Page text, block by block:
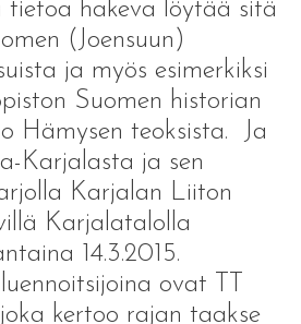
tietoa hakeva löytää sitä
(Joensuun)
ja myös esimerkiksi
Suomen historian
Hämysen teoksista. Ja
Karjalasta ja sen
Karjalan Liiton
Karjalatalolla
14.3.2015.
ovat TT
kertoo rajan taakse